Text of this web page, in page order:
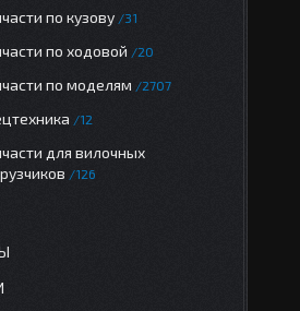
по кузову 31
по ходовой 20
по моделям 2707
12
для вилочных
126